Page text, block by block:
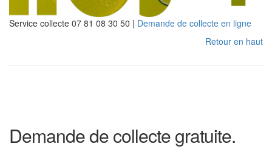
Service collecte 07 81 08 30 50 | Demande de collecte en ligne
Retour en haut
Demande de collecte gratuite.